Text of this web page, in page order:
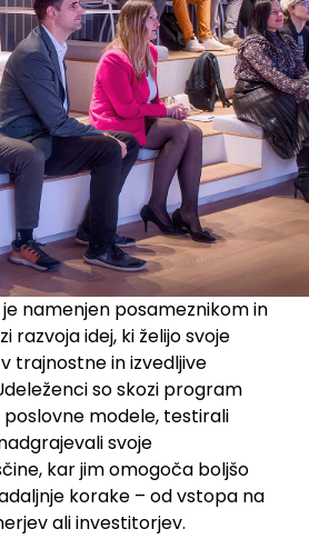
namenjen posameznikom in
razvoja idej, ki želijo svoje
trajnostne in izvedljive
so skozi program
modele, testirali
svoje
kar jim omogoča boljšo
korake – od vstopa na
ali investitorjev.